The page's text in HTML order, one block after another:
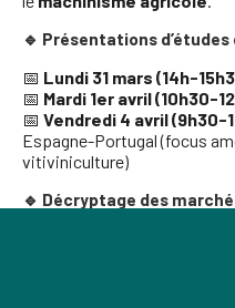
🔹 Présentations d’études
📅 Lundi 31 mars (14h-
📅 Mardi 1er avril (10h30-
📅 Vendredi 4 avril (9h30-
Espagne-Portugal (focus
vitiviniculture)
🔹 Décryptage des